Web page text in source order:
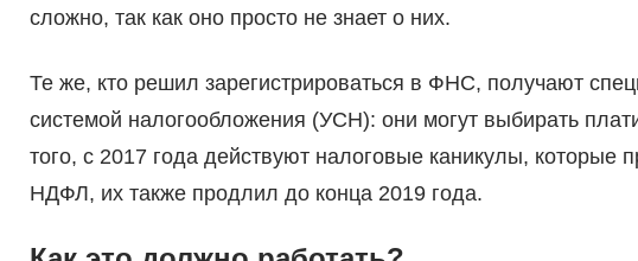
сложно, так как оно просто не знает о них.
Те же, кто решил зарегистрироваться в ФНС, получают
системой налогообложения (УСН): они могут выбирать
того, с 2017 года действуют налоговые каникулы,
НДФЛ, их также продлил до конца 2019 года.